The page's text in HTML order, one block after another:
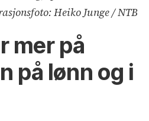
Heiko Junge / NTB
mer på
på lønn og i